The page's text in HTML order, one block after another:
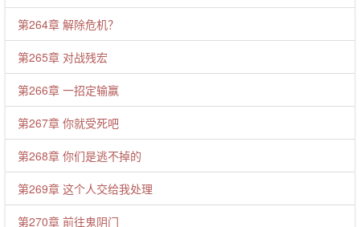
第264章 解除危机？
第265章 对战残宏
第266章 一招定输赢
第267章 你就受死吧
第268章 你们是逃不掉的
第269章 这个人交给我处理
第270章 前往鬼阴门